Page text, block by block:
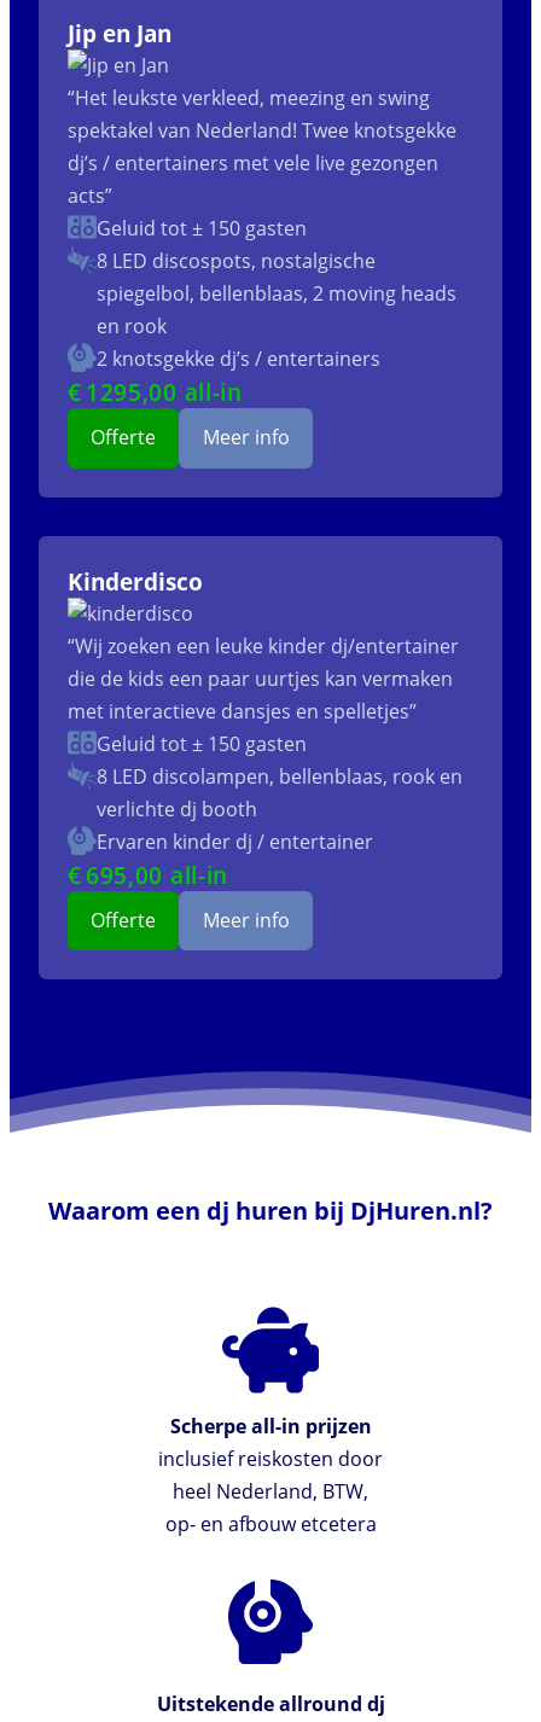
Jip en Jan
“Het leukste verkleed, meezing en swing
spektakel van Nederland! Twee knotsgekke
dj’s / entertainers met vele live gezongen
acts”
Geluid tot ± 150 gasten
8 LED discospots, nostalgische
spiegelbol, bellenblaas, 2 moving heads
en rook
2 knotsgekke dj’s / entertainers
€ 1295,00 all-in
Offerte Meer info
Kinderdisco
“Wij zoeken een leuke kinder dj/entertainer
die de kids een paar uurtjes kan vermaken
met interactieve dansjes en spelletjes”
Geluid tot ± 150 gasten
8 LED discolampen, bellenblaas, rook en
verlichte dj booth
Ervaren kinder dj / entertainer
€ 695,00 all-in
Offerte Meer info
Waarom een dj huren bij DjHuren.nl?
Scherpe all-in prijzen
inclusief reiskosten door
heel Nederland, BTW,
op- en afbouw etcetera
Uitstekende allround dj